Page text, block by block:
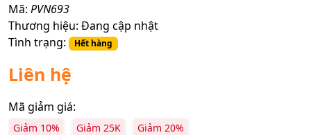
Mã: PVN693
Thương hiệu: Đang cập nhật
Tình trạng:
Hết hàng
Liên hệ
Mã giảm giá:
Giảm 10% Giảm 25K Giảm 20%